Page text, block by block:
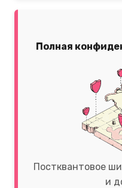
Полная
Постквантовое
и